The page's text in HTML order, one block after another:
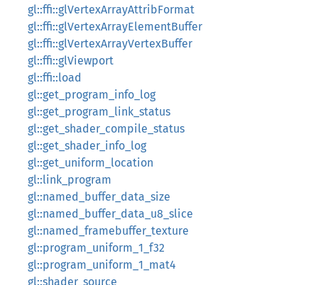
gl::ffi::glVertexArrayAttribFormat
gl::ffi::glVertexArrayElementBuffer
gl::ffi::glVertexArrayVertexBuffer
gl::ffi::glViewport
gl::ffi::load
gl::get_program_info_log
gl::get_program_link_status
gl::get_shader_compile_status
gl::get_shader_info_log
gl::get_uniform_location
gl::link_program
gl::named_buffer_data_size
gl::named_buffer_data_u8_slice
gl::named_framebuffer_texture
gl::program_uniform_1_f32
gl::program_uniform_1_mat4
gl::shader_source